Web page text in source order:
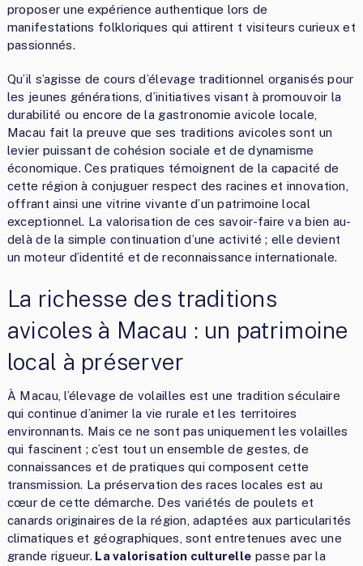
proposer une expérience authentique lors de
manifestations folkloriques qui attirent t visiteurs curieux et
passionnés.
Qu’il s’agisse de cours d’élevage traditionnel organisés pour
les jeunes générations, d’initiatives visant à promouvoir la
durabilité ou encore de la gastronomie avicole locale,
Macau fait la preuve que ses traditions avicoles sont un
levier puissant de cohésion sociale et de dynamisme
économique. Ces pratiques témoignent de la capacité de
cette région à conjuguer respect des racines et innovation,
offrant ainsi une vitrine vivante d’un patrimoine local
exceptionnel. La valorisation de ces savoir-faire va bien au-
delà de la simple continuation d’une activité ; elle devient
un moteur d’identité et de reconnaissance internationale.
La richesse des traditions
avicoles à Macau : un patrimoine
local à préserver
À Macau, l’élevage de volailles est une tradition séculaire
qui continue d’animer la vie rurale et les territoires
environnants. Mais ce ne sont pas uniquement les volailles
qui fascinent ; c’est tout un ensemble de gestes, de
connaissances et de pratiques qui composent cette
transmission. La préservation des races locales est au
cœur de cette démarche. Des variétés de poulets et
canards originaires de la région, adaptées aux particularités
climatiques et géographiques, sont entretenues avec une
grande rigueur. La valorisation culturelle passe par la